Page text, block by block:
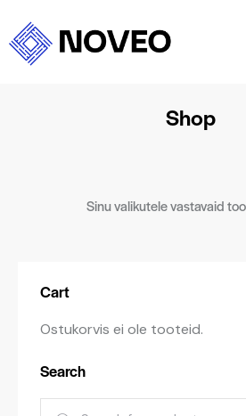
Shop
Sinu valikutele vastavaid
Cart
Ostukorvis ei ole tooteid.
Search